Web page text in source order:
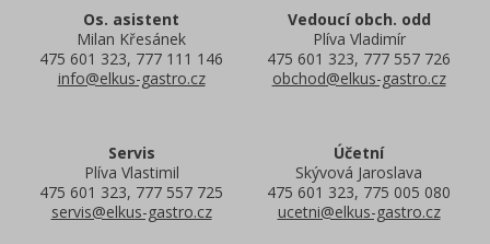
Os. asistent
Milan Křesánek
475 601 323, 777 111 146
info@elkus-gastro.cz
Vedoucí obch. odd
Plíva Vladimír
475 601 323, 777 557 726
obchod@elkus-gastro.cz
Servis
Plíva Vlastimil
475 601 323, 777 557 725
servis@elkus-gastro.cz
Účetní
Skývová Jaroslava
475 601 323, 775 005 080
ucetni@elkus-gastro.cz